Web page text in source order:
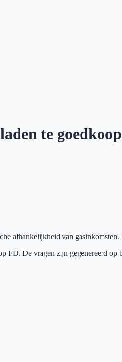
te
afhankelijkheid van
FD. De vragen zijn gegenereerd op